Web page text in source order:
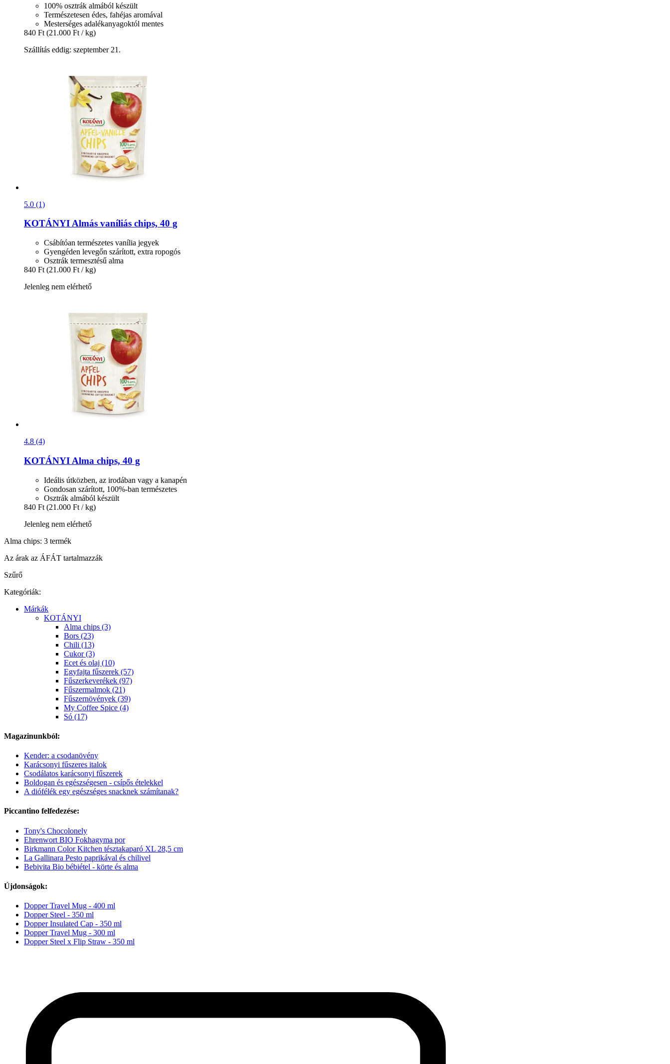
100% osztrák almából készült
Természetesen édes, fahéjas aromával
Mesterséges adalékanyagoktól mentes
840 Ft (21.000 Ft / kg)
Szállítás eddig: szeptember 21.
5.0 (1)
KOTÁNYIAlmás vaníliás chips, 40 g
Csábítóan természetes vanília jegyek
Gyengéden levegőn szárított, extra ropogós
Osztrák termesztésű alma
840 Ft (21.000 Ft / kg)
Jelenleg nem elérhető
4.8 (4)
KOTÁNYI Alma chips, 40 g
Ideális útközben, az irodában vagy a kanapén
Gondosan szárított, 100%-ban természetes
Osztrák almából készült
840 Ft (21.000 Ft / kg)
Jelenleg nem elérhető
Alma chips: 3 termék
Az árak az ÁFÁT tartalmazzák
Szűrő
Kategóriák:
Márkák
KOTÁNYI
Alma chips (3)
Bors (23)
Chili (13)
Cukor (3)
Ecet és olaj (10)
Egyfajta fűszerek (57)
Fűszerkeverékek (97)
Fűszermalmok (21)
Fűszernövények (39)
My Coffee Spice (4)
Só (17)
Magazinunkból:
Kender: a csodanövény
Karácsonyi fűszeres italok
Csodálatos karácsonyi fűszerek
Boldogan és egészségesen - csípős ételekkel
A diófélék egy egészséges snacknek számítanak?
Piccantino felfedezése:
Tony's Chocolonely
Ehrenwort BIO Fokhagyma por
Birkmann Color Kitchen tésztakaparó XL 28,5 cm
La Gallinara Pesto paprikával és chilivel
Bebivita Bio bébiétel - körte és alma
Újdonságok:
Dopper Travel Mug - 400 ml
Dopper Steel - 350 ml
Dopper Insulated Cap - 350 ml
Dopper Travel Mug - 300 ml
Dopper Steel x Flip Straw - 350 ml